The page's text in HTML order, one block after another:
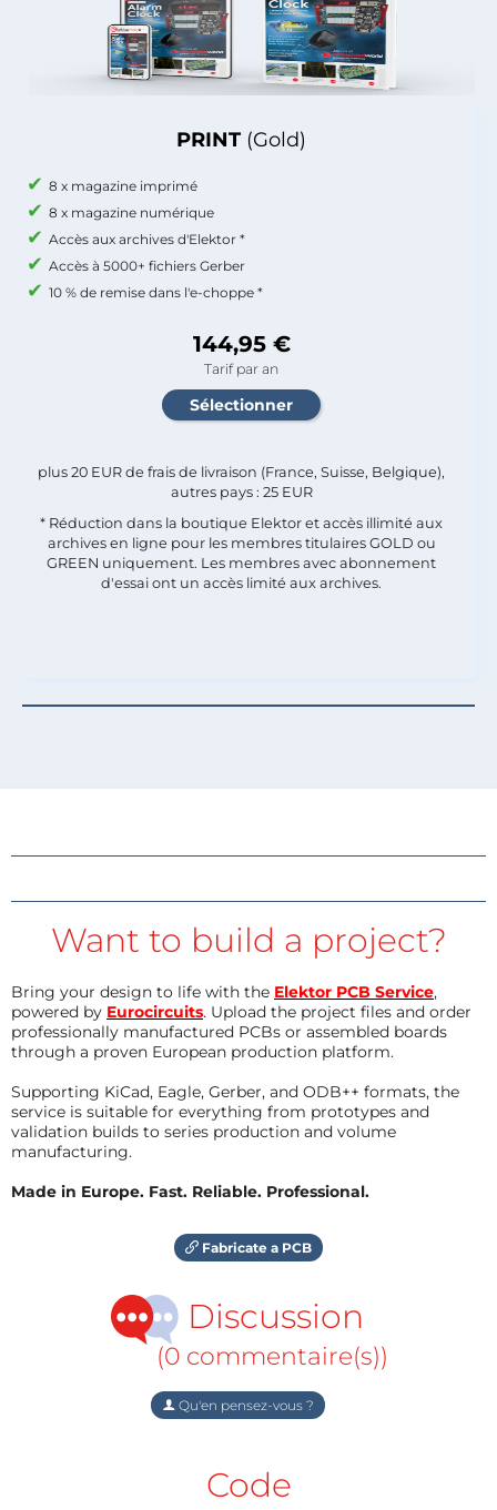
PRINT (Gold)
8 x magazine imprimé
8 x magazine numérique
Accès aux archives d'Elektor *
Accès à 5000+ fichiers Gerber
10 % de remise dans l'e-choppe *
144,95 €
Tarif par an
plus 20 EUR de frais de livraison (France, Suisse, Belgique),
autres pays : 25 EUR
* Réduction dans la boutique Elektor et accès illimité aux
archives en ligne pour les membres titulaires GOLD ou
GREEN uniquement. Les membres avec abonnement
d'essai ont un accès limité aux archives.
Want to build a project?
Bring your design to life with the Elektor PCB Service,
powered by Eurocircuits. Upload the project files and order
professionally manufactured PCBs or assembled boards
through a proven European production platform.
Supporting KiCad, Eagle, Gerber, and ODB++ formats, the
service is suitable for everything from prototypes and
validation builds to series production and volume
manufacturing.
Made in Europe. Fast. Reliable. Professional.
Fabricate a PCB
Discussion
(0 commentaire(s))
Qu'en pensez-vous ?
Code